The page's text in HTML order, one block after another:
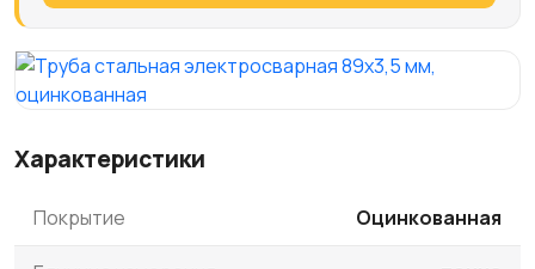
Характеристики
Покрытие Оцинкованная